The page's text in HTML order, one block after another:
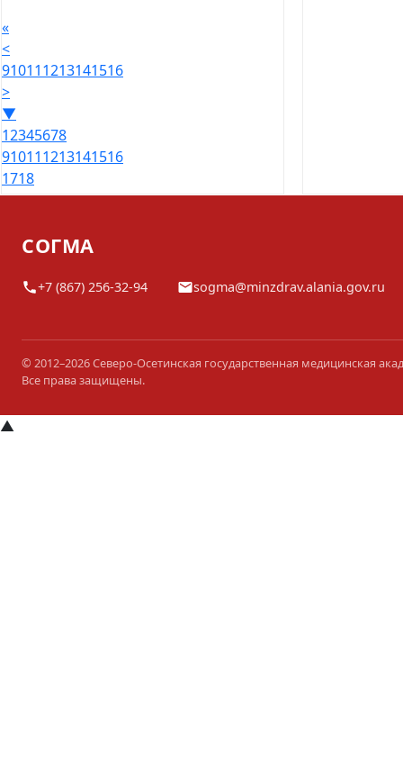
«
<
910111213141516
>
▼
12345678
910111213141516
1718
СОГМА
+7 (867) 256-32-94 sogma@minzdrav.alania.gov.ru
© 2012–2026 Северо-Осетинская государственная медицинская
Все права защищены.
▲